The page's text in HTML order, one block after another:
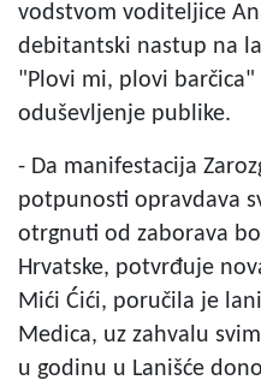
vodstvom voditeljice
debitantski nastup na
"Plovi mi, plovi barčica"
oduševljenje publike.
- Da manifestacija
potpunosti opravdava
otrgnuti od zaborava
Hrvatske, potvrđuje
Mići Ćići, poručila je
Medica, uz zahvalu
u godinu u Lanišće